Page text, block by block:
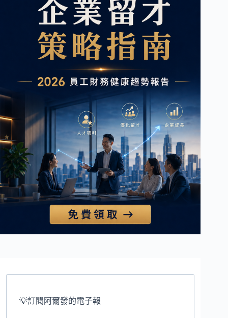
💡訂閱阿爾發的電子報